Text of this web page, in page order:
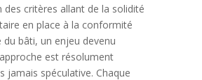
des critères allant de la solidité
en place à la conformité
bâti, un enjeu devenu
est résolument
jamais spéculative. Chaque